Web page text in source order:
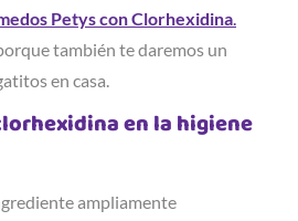
Petys con Clorhexidina.
también te daremos un
en casa.
en la higiene
ampliamente